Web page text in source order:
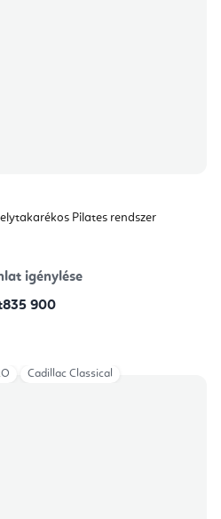
Pilates rendszer
igénylése
900
Cadillac Classical